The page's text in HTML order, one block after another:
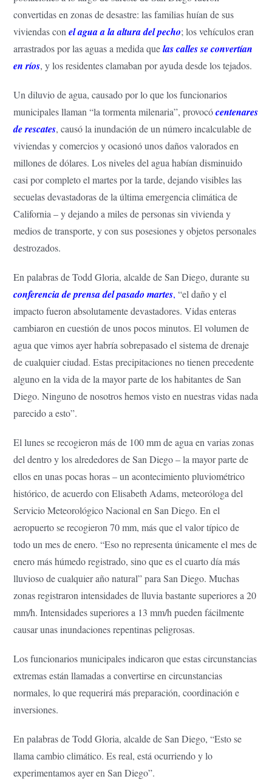
convertidas en zonas de desastre: las familias huían de sus
viviendas conel agua a la altura del pecho; los vehículos eran
arrastrados por las aguas a medida quelas calles se convertían
en ríos, y los residentes clamaban por ayuda desde los tejados.
Un diluvio de agua, causado por lo que los funcionarios
municipales llaman “la tormenta milenaria”, provocócentenares
de rescates, causó la inundación de un número incalculable de
viviendas y comercios y ocasionó unos daños valorados en
millones de dólares. Los niveles del agua habían disminuido
casi por completo el martes por la tarde, dejando visibles las
secuelas devastadoras de la última emergencia climática de
California – y dejando a miles de personas sin vivienda y
medios de transporte, y con sus posesiones y objetos personales
destrozados.
En palabras de Todd Gloria, alcalde de San Diego, durante su
conferencia de prensa del pasado martes, “el daño y el
impacto fueron absolutamente devastadores. Vidas enteras
cambiaron en cuestión de unos pocos minutos. El volumen de
agua que vimos ayer habría sobrepasado el sistema de drenaje
de cualquier ciudad. Estas precipitaciones no tienen precedente
alguno en la vida de la mayor parte de los habitantes de San
Diego. Ninguno de nosotros hemos visto en nuestras vidas nada
parecido a esto”.
El lunes se recogieron más de 100 mm de agua en varias zonas
del dentro y los alrededores de San Diego – la mayor parte de
ellos en unas pocas horas – un acontecimiento pluviométrico
histórico, de acuerdo con Elisabeth Adams, meteoróloga del
Servicio Meteorológico Nacional en San Diego. En el
aeropuerto se recogieron 70 mm, más que el valor típico de
todo un mes de enero. “Eso no representa únicamente el mes de
enero más húmedo registrado, sino que es el cuarto día más
lluvioso de cualquier año natural” para San Diego. Muchas
zonas registraron intensidades de lluvia bastante superiores a 20
mm/h. Intensidades superiores a 13 mm/h pueden fácilmente
causar unas inundaciones repentinas peligrosas.
Los funcionarios municipales indicaron que estas circunstancias
extremas están llamadas a convertirse en circunstancias
normales, lo que requerirá más preparación, coordinación e
inversiones.
En palabras de Todd Gloria, alcalde de San Diego, “Esto se
llama cambio climático. Es real, está ocurriendo y lo
experimentamos ayer en San Diego”.